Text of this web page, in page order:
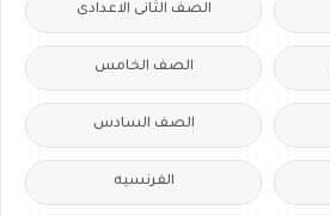
الصف الثانى الاعدادى
الصف الخامس
الصف السادس
الفرنسيه